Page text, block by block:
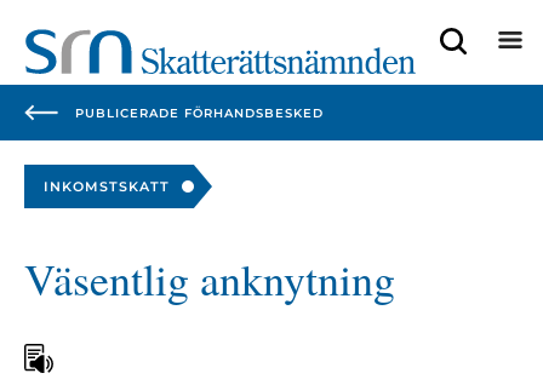
start
end
PUBLICERADE FÖRHANDSBESKED
INKOMSTSKATT
Väsentlig anknytning